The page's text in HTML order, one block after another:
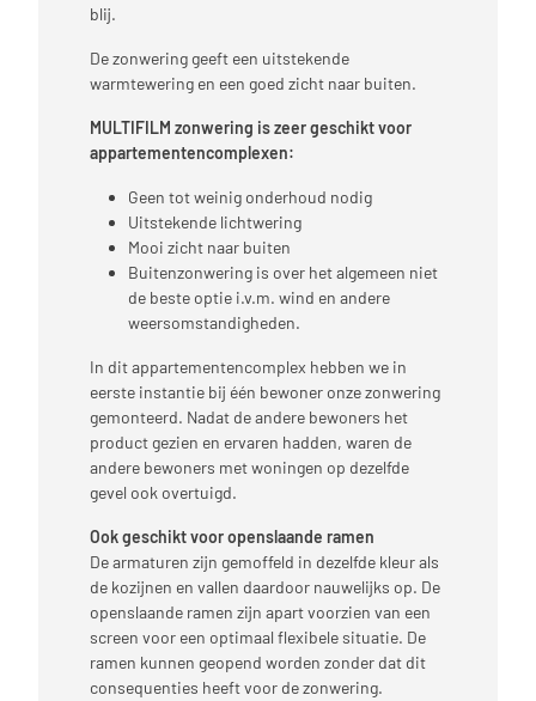
blij.
De zonwering geeft een uitstekende
warmtewering en een goed zicht naar buiten.
MULTIFILM zonwering is zeer geschikt voor
appartementencomplexen:
Geen tot weinig onderhoud nodig
Uitstekende lichtwering
Mooi zicht naar buiten
Buitenzonwering is over het algemeen niet
de beste optie i.v.m. wind en andere
weersomstandigheden.
In dit appartementencomplex hebben we in
eerste instantie bij één bewoner onze zonwering
gemonteerd. Nadat de andere bewoners het
product gezien en ervaren hadden, waren de
andere bewoners met woningen op dezelfde
gevel ook overtuigd.
Ook geschikt voor openslaande ramen
De armaturen zijn gemoffeld in dezelfde kleur als
de kozijnen en vallen daardoor nauwelijks op. De
openslaande ramen zijn apart voorzien van een
screen voor een optimaal flexibele situatie. De
ramen kunnen geopend worden zonder dat dit
consequenties heeft voor de zonwering.